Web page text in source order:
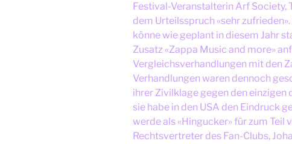
Festival-Veranstalterin Arf Society,
dem Urteilsspruch «sehr
könne wie geplant in diesem Jahr
Zusatz «Zappa Music and more»
Vergleichsverhandlungen mit den
Verhandlungen waren dennoch
ihrer Zivilklage gegen den
sie habe in den USA den Eindruck
werde als «Hingucker» für zum Teil
Rechtsvertreter des Fan-Clubs,